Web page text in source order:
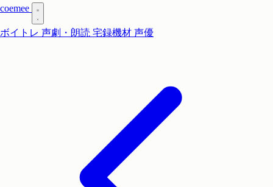
coemee
ボイトレ 声劇・朗読 宅録機材 声優